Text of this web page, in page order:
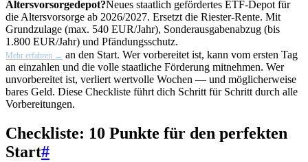
Altersvorsorgedepot?Neues staatlich gefördertes ETF-Depot für
die Altersvorsorge ab 2026/2027. Ersetzt die Riester-Rente. Mit
Grundzulage (max. 540 EUR/Jahr), Sonderausgabenabzug (bis
1.800 EUR/Jahr) und Pfändungsschutz.
Mehr erfahren → an den Start. Wer vorbereitet ist, kann vom ersten Tag
an einzahlen und die volle staatliche Förderung mitnehmen. Wer
unvorbereitet ist, verliert wertvolle Wochen — und möglicherweise
bares Geld. Diese Checkliste führt dich Schritt für Schritt durch alle
Vorbereitungen.
Checkliste: 10 Punkte für den perfekten
Start#